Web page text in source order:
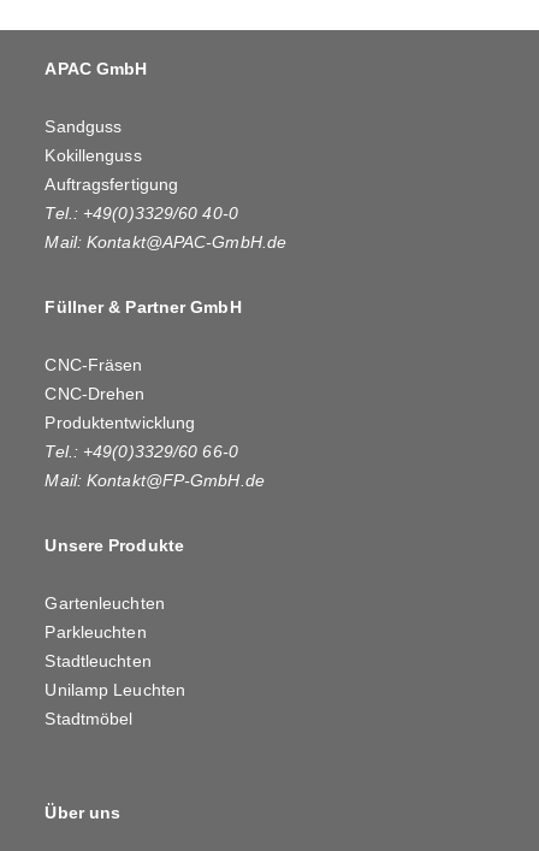
APAC GmbH
Sandguss
Kokillenguss
Auftragsfertigung
Tel.: +49(0)3329/60 40-0
Mail:Kontakt@APAC-GmbH.de
Füllner & Partner GmbH
CNC-Fräsen
CNC-Drehen
Produktentwicklung
Tel.: +49(0)3329/60 66-0
Mail:Kontakt@FP-GmbH.de
Unsere Produkte
Gartenleuchten
Parkleuchten
Stadtleuchten
Unilamp Leuchten
Stadtmöbel
Über uns